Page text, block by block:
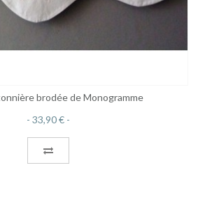
brodée de Monogramme
33,90 €